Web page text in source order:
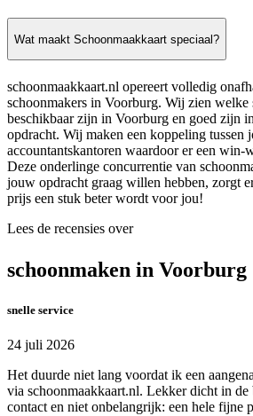
Wat maakt Schoonmaakkaart speciaal?
schoonmaakkaart.nl opereert volledig
schoonmakers in Voorburg. Wij zien welke
beschikbaar zijn in Voorburg en goed zijn
opdracht. Wij maken een koppeling tussen
accountantskantoren waardoor er een win-
Deze onderlinge concurrentie van
jouw opdracht graag willen hebben, zorgt
prijs een stuk beter wordt voor jou!
Lees de recensies over
schoonmaken in Voorburg
snelle service
24 juli 2026
Het duurde niet lang voordat ik een
via schoonmaakkaart.nl. Lekker dicht in
contact en niet onbelangrijk: een hele fijne